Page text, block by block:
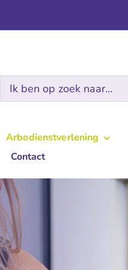
Zoeken
naar:
Arbodienstverlening
Contact